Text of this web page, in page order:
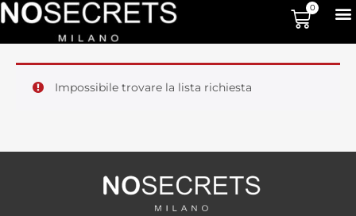
0
Impossibile trovare la lista richiesta